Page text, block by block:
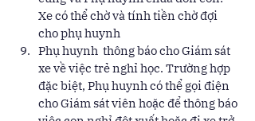
Xe có thể chờ và tính tiền chờ đợi
cho phụ huynh
Phụ huynh  thông báo cho Giám sát
xe về việc trẻ nghỉ học. Trường hợp
đặc biệt, Phụ huynh có thể gọi điện
cho Giám sát viên hoặc để thông báo